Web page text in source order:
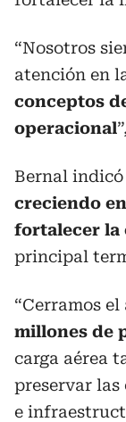
“Nosotros
atención en
conceptos
operacional
Bernal indicó
creciendo
fortalecer la
principal
“Cerramos
millones de
carga aérea
preservar
e